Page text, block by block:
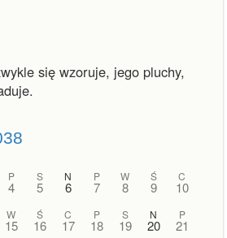
się wzoruje, jego pluchy,
P
4
S
5
N
6
P
7
W
8
Ś
9
C
10
W
15
Ś
16
C
17
P
18
S
19
N
20
P
21